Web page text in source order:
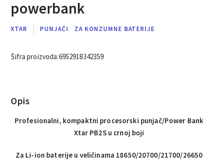
powerbank
XTAR PUNJAČI ZA KONZUMNE BATERIJE
Šifra proizvoda:6952918342359
Opis
Profesionalni, kompaktni procesorski punjač/Power Bank
Xtar PB2S u crnoj boji
Za Li-ion baterije u veličinama 18650/20700/21700/26650